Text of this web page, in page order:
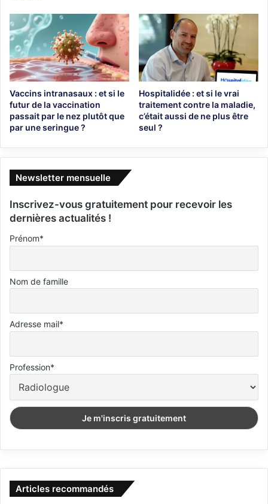
Vaccins intranasaux : et si le
futur de la vaccination
passait par le nez plutôt que
par une seringue ?
Hospitalidée : et si le vrai
traitement contre la maladie,
c’était aussi de ne plus être
seul ?
Newsletter mensuelle
Inscrivez-vous gratuitement pour recevoir les
dernières actualités !
Prénom*
Nom de famille
Adresse mail*
Profession*
Articles recommandés